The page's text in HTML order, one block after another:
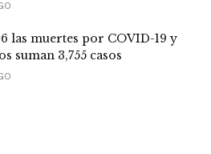
las muertes por COVID-19 y
suman 3,755 casos